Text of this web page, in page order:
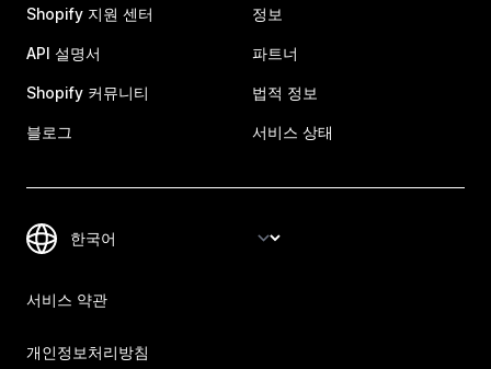
Shopify 지원 센터
API 설명서
Shopify 커뮤니티
블로그
정보
파트너
법적 정보
서비스 상태
서비스 약관
개인정보처리방침